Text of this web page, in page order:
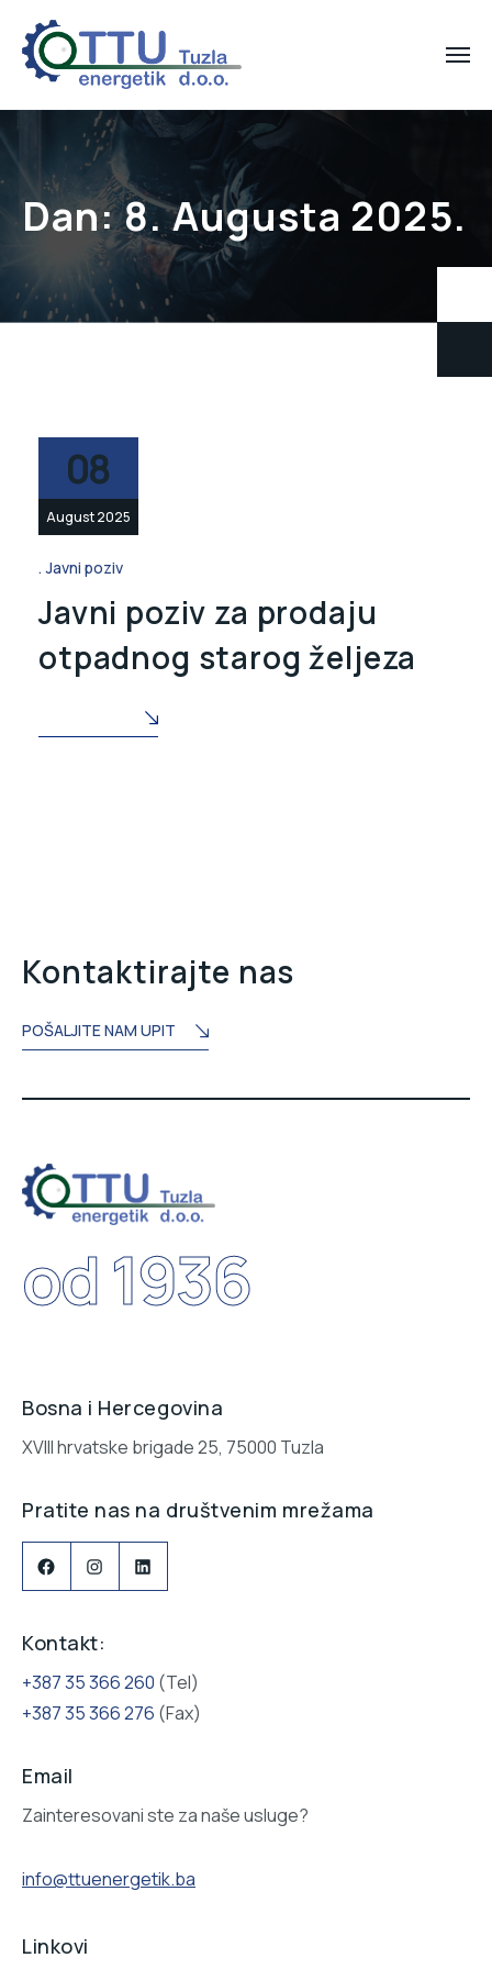
Dan:8. Augusta 2025.
08
August 2025
Javni poziv
Javni poziv za prodaju
otpadnog starog željeza
Kontaktirajte nas
POŠALJITE NAM UPIT
od 1936
Bosna i Hercegovina
XVIII hrvatske brigade 25, 75000 Tuzla
Pratite nas na društvenim mrežama
Facebook
InstagramLinkedIn
Kontakt:
+387 35 366 260 (Tel)
+387 35 366 276 (Fax)
Email
Zainteresovani ste za naše usluge?
info@ttuenergetik.ba
Linkovi